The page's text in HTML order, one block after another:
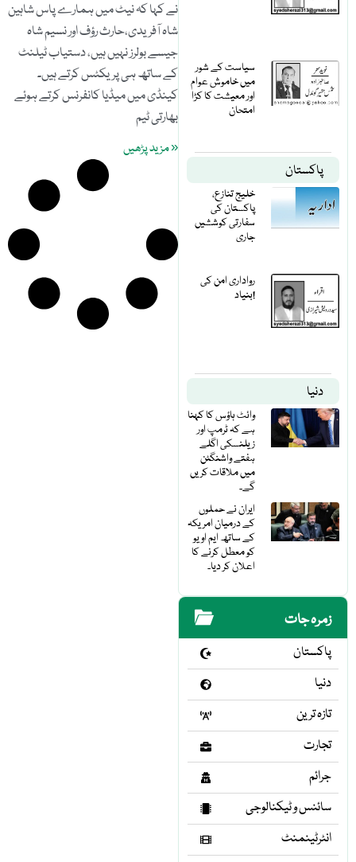
سیاست کے شور
میں خاموش عوام
اور معیشت کا کڑا
امتحان
پاکستان
خلیج تنازع،
پاکستان کی
سفارتی کوششیں
جاری
رواداری امن کی
بنیاد!
دنیا
وائٹ ہاؤس کا کہنا
ہے کہ ٹرمپ اور
زیلنسکی اگلے
ہفتے واشنگٹن
میں ملاقات کریں
گے۔
ایران نے حملوں
کے درمیان امریکہ
کے ساتھ ایم او یو
کو معطل کرنے کا
اعلان کر دیا۔
زمرہ جات
پاکستان
دنیا
تازہ ترین
تجارت
جرائم
سائنس و ٹیکنالوجی
انٹرٹینمنٹ
نے کہا کہ نیٹ میں ہمارے پاس شاہین
شاہ آفریدی،حارث رؤف اور نسیم شاہ
جیسے بولرز نہیں ہیں، دستیاب ٹیلنٹ
کے ساتھ ہی پریکٹس کرتے ہیں۔
کینڈی میں میڈیا کانفرنس کرتے ہوئے
بھارتی ٹیم
« مزید پڑھیں